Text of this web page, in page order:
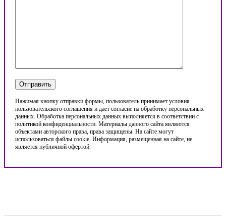
Нажимая кнопку отправки формы, пользователь принимает условия
пользовательского соглашения и дает согласие на обработку персональных
данных. Обработка персональных данных выполняется в соответствии с
политикой конфиденциальности. Материалы данного сайта являются
объектами авторского права, права защищены. На сайте могут
использоваться файлы cookie. Информация, размещенная на сайте, не
является публичной офертой.